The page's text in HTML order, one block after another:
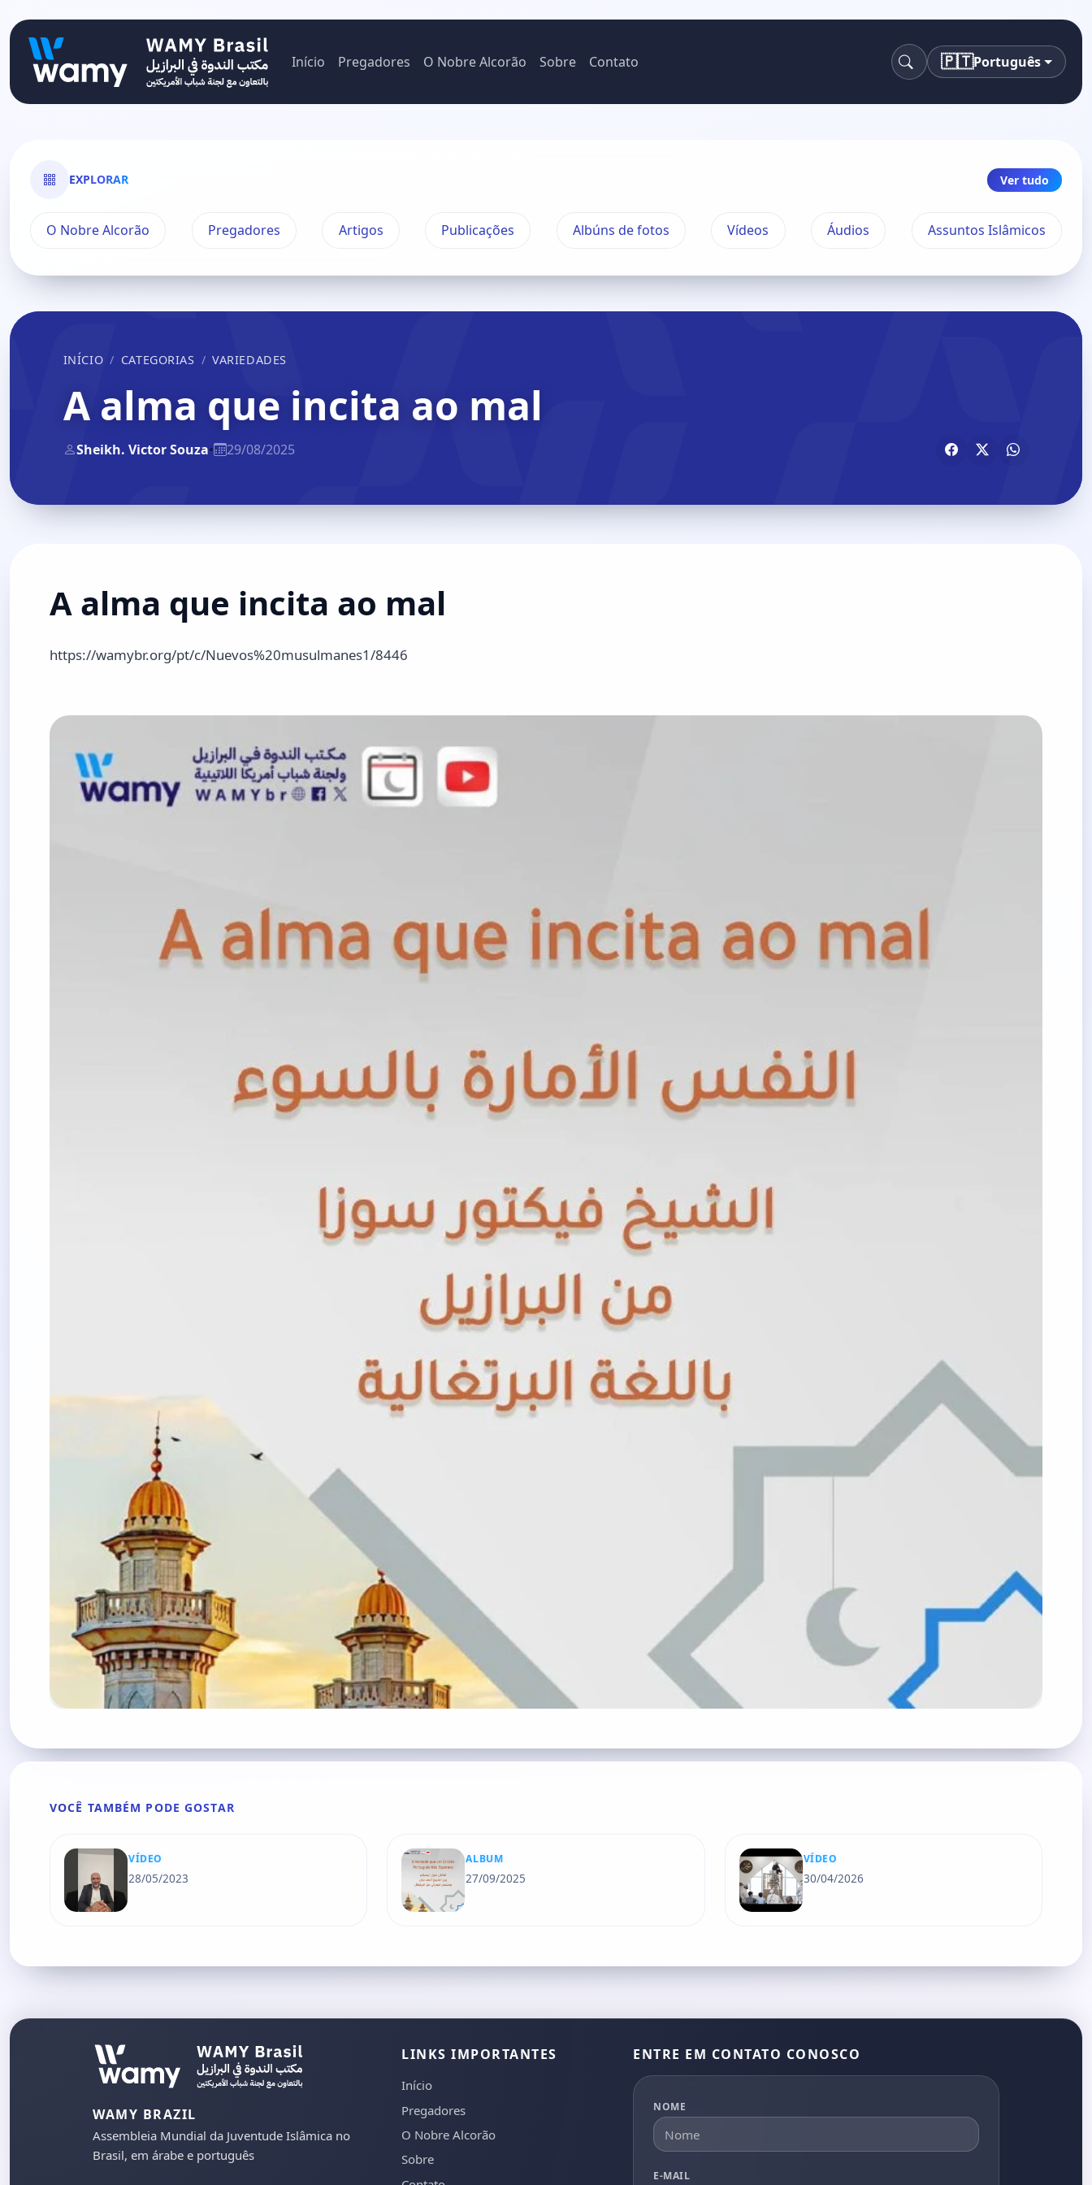
Início Pregadores O Nobre Alcorão Sobre Contato Pesquisa
🇵🇹Português
EXPLORAR Ver tudo
O Nobre Alcorão Pregadores Artigos Publicações Albúns de fotos Vídeos Áudios Assuntos Islâmicos
INÍCIO CATEGORIAS VARIEDADES
A alma que incita ao mal
Sheikh. Victor Souza• 29/08/2025
A alma que incita ao mal
https://wamybr.org/pt/c/Nuevos%20musulmanes1/8446
VOCÊ TAMBÉM PODE GOSTAR
VÍDEO
28/05/2023
ALBUM
27/09/2025
VÍDEO
30/04/2026
WAMY BRAZIL
Assembleia Mundial da Juventude Islâmica no
Brasil, em árabe e português
LINKS IMPORTANTES
Início
Pregadores
O Nobre Alcorão
Sobre
ENTRE EM CONTATO CONOSCO
NOME
E-MAIL